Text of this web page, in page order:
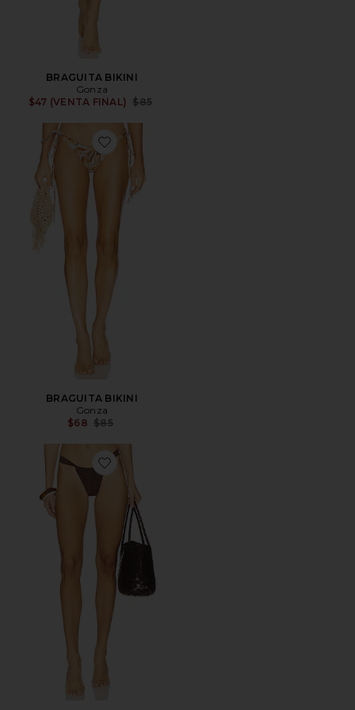
BRAGUITA BIKINI
Gonza
$47 (VENTA FINAL)
Previous price:
$85
Favorite BRAGUITA BIKINI
BRAGUITA BIKINI
Gonza
$68 Previous price:
$85
Favorite BRAGUITA BIKINI